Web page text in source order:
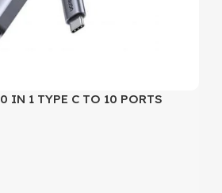
IN 1 TYPE C TO 10 PORTS